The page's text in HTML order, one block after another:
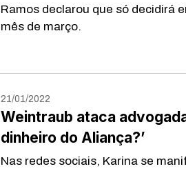
Ramos declarou que só decidirá
mês de março.
21/01/2022
Weintraub ataca
dinheiro do Aliança?’
Nas redes sociais, Karina se